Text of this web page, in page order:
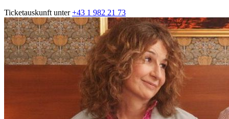
Ticketauskunft unter+43 1 982 21 73